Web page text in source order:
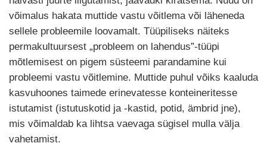
võimalus hakata muttide vastu võitlema või läheneda
sellele probleemile loovamalt. Tüüpiliseks näiteks
permakultuursest „probleem on lahendus”-tüüpi
mõtlemisest on pigem süsteemi parandamine kui
probleemi vastu võitlemine. Muttide puhul võiks kaaluda
kasvuhoones taimede erinevatesse konteineritesse
istutamist (istutuskotid ja -kastid, potid, ämbrid jne),
mis võimaldab ka lihtsa vaevaga sügisel mulla välja
vahetamist.